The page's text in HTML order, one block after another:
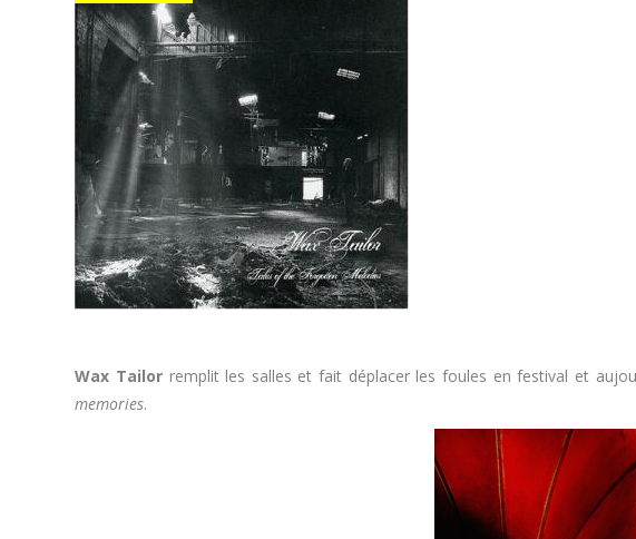
Wax Tailorremplit les salles et fait déplacer les foules en festival et
memories.